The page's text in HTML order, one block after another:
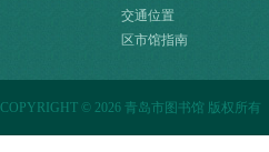
交通位置
区市馆指南
COPYRIGHT © 2026 青岛市图书馆 版权所有